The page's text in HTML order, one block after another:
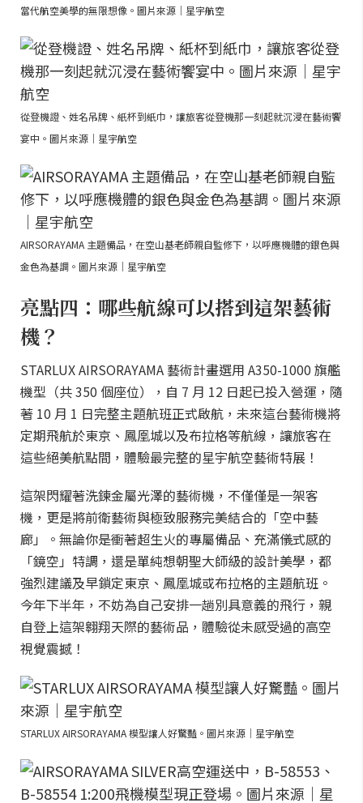
當代航空美學的無限想像。圖片來源｜星宇航空
從登機證、姓名吊牌、紙杯到紙巾，讓旅客從登機那一刻起就沉浸在藝術饗
宴中。圖片來源｜星宇航空
AIRSORAYAMA 主題備品，在空山基老師親自監修下，以呼應機體的銀色與
金色為基調。圖片來源｜星宇航空
亮點四：哪些航線可以搭到這架藝術
機？
STARLUX AIRSORAYAMA 藝術計畫選用 A350-1000 旗艦
機型（共 350 個座位），自 7 月 12 日起已投入營運，隨
著 10 月 1 日完整主題航班正式啟航，未來這台藝術機將
定期飛航於東京、鳳凰城以及布拉格等航線，讓旅客在
這些絕美航點間，體驗最完整的星宇航空藝術特展！
這架閃耀著洗鍊金屬光澤的藝術機，不僅僅是一架客
機，更是將前衛藝術與極致服務完美結合的「空中藝
廊」。無論你是衝著超生火的專屬備品、充滿儀式感的
「鏡空」特調，還是單純想朝聖大師級的設計美學，都
強烈建議及早鎖定東京、鳳凰城或布拉格的主題航班。
今年下半年，不妨為自己安排一趟別具意義的飛行，親
自登上這架翱翔天際的藝術品，體驗從未感受過的高空
視覺震撼！
STARLUX AIRSORAYAMA 模型讓人好驚豔。圖片來源｜星宇航空